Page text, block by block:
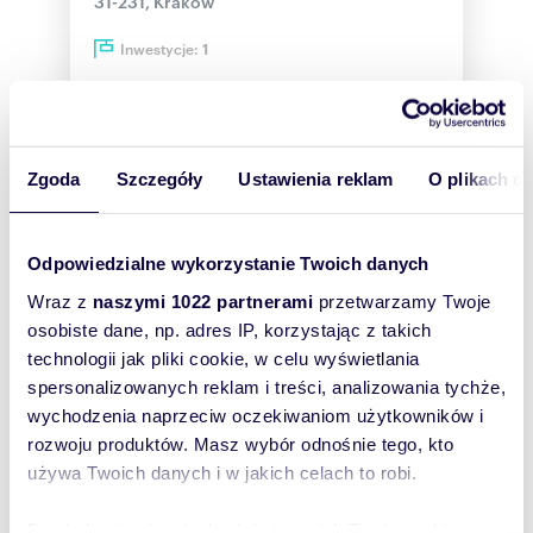
Zgoda Szczegóły Ustawienia reklam O plikach
Odpowiedzialne wykorzystanie Twoich danych
Wraz z naszymi 1022 partnerami przetwarzamy Twoje
osobiste dane, np. adres IP, korzystając z takich
technologii jak pliki cookie, w celu wyświetlania
spersonalizowanych reklam i treści, analizowania tychże,
wychodzenia naprzeciw oczekiwaniom użytkowników i
rozwoju produktów. Masz wybór odnośnie tego, kto
używa Twoich danych i w jakich celach to robi.
Inwestycje: 1
BROTHERM DEVELOPMENT Sp. z
o.o.